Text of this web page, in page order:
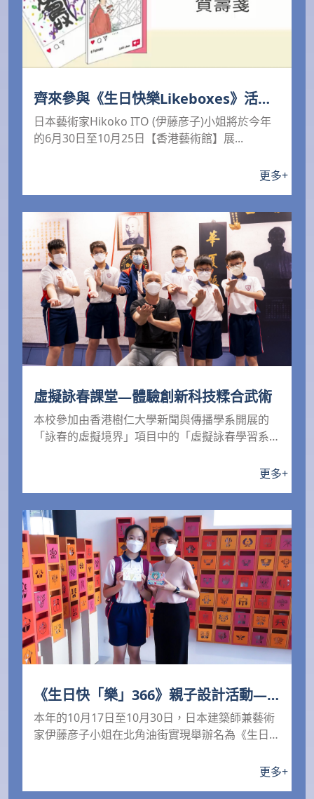
齊來參與《生日快樂Likeboxes》活動
繪畫「賀壽箋」
日本藝術家Hikoko ITO (伊藤彦子)小姐將於今年
的6月30日至10月25日【香港藝術館】展...
更多+
虛擬詠春課堂—體驗創新科技糅合武術
本校參加由香港樹仁大學新聞與傳播學系開展的
「詠春的虛擬境界」項目中的「虛擬詠春學習系統
更多+
《生日快「樂」366》親子設計活動—
以卡寄意．愛心接力
本年的10月17日至10月30日，日本建築師兼藝術
家伊藤彦子小姐在北角油街實現舉辦名為《生日快
更多+